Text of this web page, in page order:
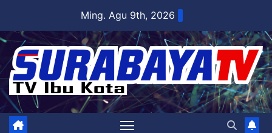
content
Ming. Agu 9th, 2026